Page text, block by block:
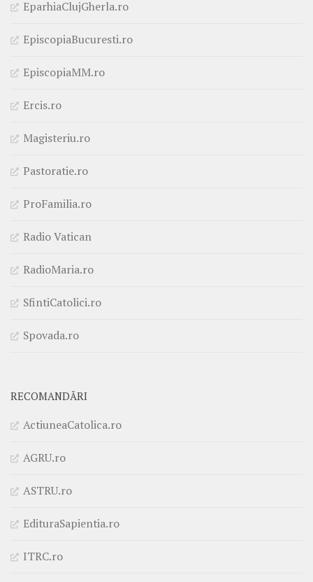
EparhiaClujGherla.ro
EpiscopiaBucuresti.ro
EpiscopiaMM.ro
Ercis.ro
Magisteriu.ro
Pastoratie.ro
ProFamilia.ro
Radio Vatican
RadioMaria.ro
SfintiCatolici.ro
Spovada.ro
RECOMANDĂRI
ActiuneaCatolica.ro
AGRU.ro
ASTRU.ro
EdituraSapientia.ro
ITRC.ro